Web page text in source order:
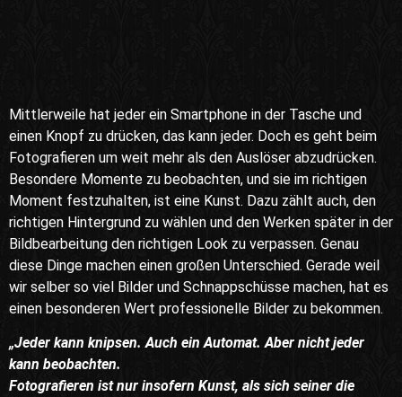
Mittlerweile hat jeder ein Smartphone in der Tasche und
einen Knopf zu drücken, das kann jeder. Doch es geht beim
Fotografieren um weit mehr als den Auslöser abzudrücken.
Besondere Momente zu beobachten, und sie im richtigen
Moment festzuhalten, ist eine Kunst. Dazu zählt auch, den
richtigen Hintergrund zu wählen und den Werken später in der
Bildbearbeitung den richtigen Look zu verpassen. Genau
diese Dinge machen einen großen Unterschied. Gerade weil
wir selber so viel Bilder und Schnappschüsse machen, hat es
einen besonderen Wert professionelle Bilder zu bekommen.
„Jeder kann knipsen. Auch ein Automat. Aber nicht jeder
kann beobachten.
Fotografieren ist nur insofern Kunst, als sich seiner die